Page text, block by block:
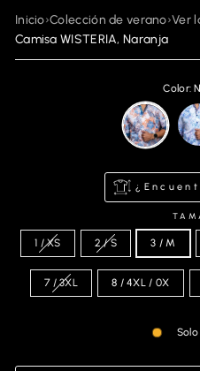
Inicio›Colección de verano›Ver
Camisa WISTERIA, Naranja
Color:
1 / XS 2 / S 3 / M
7 / 3XL 8 / 4XL / 0X